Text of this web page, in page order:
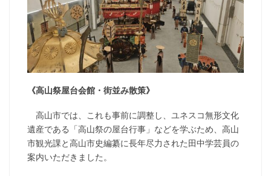
《高山祭屋台会館・街並み散策》
高山市では、これも事前に調整し、ユネスコ無形文化
遺産である「高山祭の屋台行事」などを学ぶため、高山
市観光課と高山市史編纂に長年尽力された田中学芸員の
案内いただきました。